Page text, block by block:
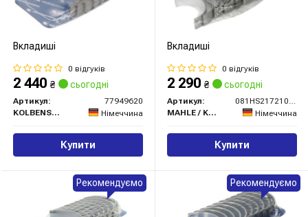
Вкладиші
0 відгуків
2 440 ₴ сьогодні
Артикул:
77949620
KOLBENSCHMIDT
Німеччина
Купити
Вкладиші
0 відгуків
2 290 ₴ сьогодні
Артикул:
MAHLE / KNECHT
Німеччина
Купити
Рекомендуємо Рекомендуємо